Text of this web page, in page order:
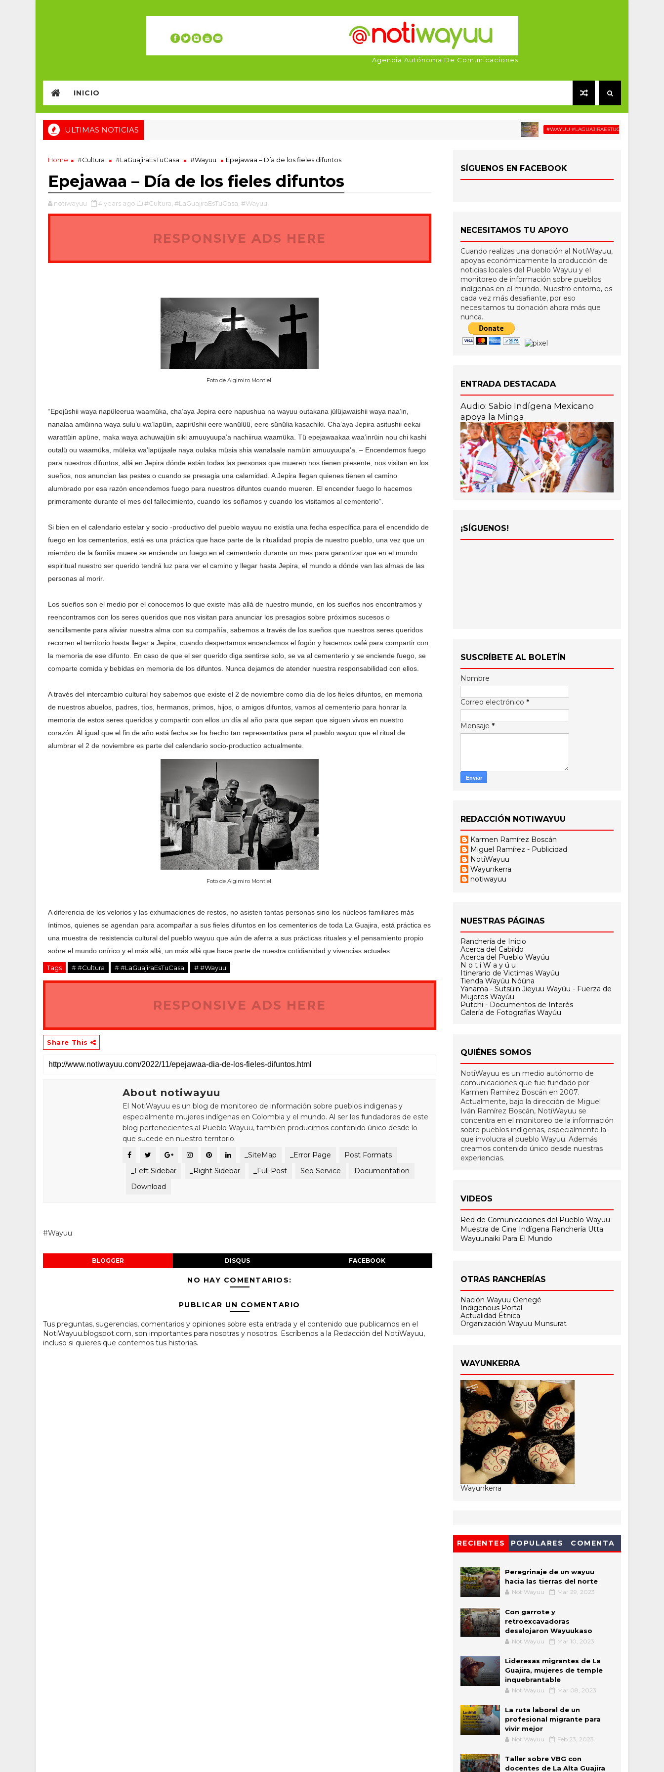
Agencia Autónoma De Comunicaciones
INICIO
ULTIMAS NOTICIAS #WAYUU #LAGUAJIRAESTUCASA #MIGRACIÓN
Home #Cultura #LaGuajiraEsTuCasa #Wayuu Epejawaa – Día de los fieles difuntos
Epejawaa – Día de los fieles difuntos
notiwayuu 4 years ago #Cultura, #LaGuajiraEsTuCasa, #Wayuu,
RESPONSIVE ADS HERE
Foto de Algimiro Montiel
“Epejüshii waya napüleerua waamüka, cha’aya Jepira eere napushua na wayuu outakana jülüjawaishii waya naa’in,
nanalaa amüinna waya sulu’u wa’lapüin, aapirüshii eere wanülüü, eere sünülia kasachiki. Cha’aya Jepira asitushii eekai
warattüin apüne, maka waya achuwajüin siki amuuyuupa’a nachiirua waamüka. Tü epejawaakaa waa’inrüin nou chi kashi
outalü ou waamüka, müleka wa’lapüjaale naya oulaka müsia shia wanalaale namüin amuuyuupa’a. – Encendemos fuego
para nuestros difuntos, allá en Jepira dónde están todas las personas que mueren nos tienen presente, nos visitan en los
sueños, nos anuncian las pestes o cuando se presagia una calamidad. A Jepira llegan quienes tienen el camino
alumbrado por esa razón encendemos fuego para nuestros difuntos cuando mueren. El encender fuego lo hacemos
primeramente durante el mes del fallecimiento, cuando los soñamos y cuando los visitamos al cementerio”.
Si bien en el calendario estelar y socio -productivo del pueblo wayuu no existía una fecha específica para el encendido de
fuego en los cementerios, está es una práctica que hace parte de la ritualidad propia de nuestro pueblo, una vez que un
miembro de la familia muere se enciende un fuego en el cementerio durante un mes para garantizar que en el mundo
espiritual nuestro ser querido tendrá luz para ver el camino y llegar hasta Jepira, el mundo a dónde van las almas de las
personas al morir.
Los sueños son el medio por el conocemos lo que existe más allá de nuestro mundo, en los sueños nos encontramos y
reencontramos con los seres queridos que nos visitan para anunciar los presagios sobre próximos sucesos o
sencillamente para aliviar nuestra alma con su compañía, sabemos a través de los sueños que nuestros seres queridos
recorren el territorio hasta llegar a Jepira, cuando despertamos encendemos el fogón y hacemos café para compartir con
la memoria de ese difunto. En caso de que el ser querido diga sentirse solo, se va al cementerio y se enciende fuego, se
comparte comida y bebidas en memoria de los difuntos. Nunca dejamos de atender nuestra responsabilidad con ellos.
A través del intercambio cultural hoy sabemos que existe el 2 de noviembre como día de los fieles difuntos, en memoria
de nuestros abuelos, padres, tíos, hermanos, primos, hijos, o amigos difuntos, vamos al cementerio para honrar la
memoria de estos seres queridos y compartir con ellos un día al año para que sepan que siguen vivos en nuestro
corazón. Al igual que el fin de año está fecha se ha hecho tan representativa para el pueblo wayuu que el ritual de
alumbrar el 2 de noviembre es parte del calendario socio-productico actualmente.
Foto de Algimiro Montiel
A diferencia de los velorios y las exhumaciones de restos, no asisten tantas personas sino los núcleos familiares más
íntimos, quienes se agendan para acompañar a sus fieles difuntos en los cementerios de toda La Guajira, está práctica es
una muestra de resistencia cultural del pueblo wayuu que aún de aferra a sus prácticas rituales y el pensamiento propio
sobre el mundo onírico y el más allá, un más allá que hace parte de nuestra cotidianidad y vivencias actuales.
Tags # #Cultura # #LaGuajiraEsTuCasa # #Wayuu
RESPONSIVE ADS HERE
Share This
About notiwayuu
El NotiWayuu es un blog de monitoreo de información sobre pueblos indigenas y
especialmente mujeres indígenas en Colombia y el mundo. Al ser les fundadores de este
blog pertenecientes al Pueblo Wayuu, también producimos contenido único desde lo
que sucede en nuestro territorio.
_SiteMap
_Error Page
Post Formats
_Left Sidebar
_Right Sidebar _Full Post Seo Service
Documentation
Download
#Wayuu
BLOGGER DISQUS FACEBOOK
NO HAY COMENTARIOS:
PUBLICAR UN COMENTARIO
Tus preguntas, sugerencias, comentarios y opiniones sobre esta entrada y el contenido que publicamos en el
NotiWayuu.blogspot.com, son importantes para nosotras y nosotros. Escríbenos a la Redacción del NotiWayuu,
incluso si quieres que contemos tus historias.
SÍGUENOS EN FACEBOOK
NECESITAMOS TU APOYO
Cuando realizas una donación al NotiWayuu,
apoyas económicamente la producción de
noticias locales del Pueblo Wayuu y el
monitoreo de información sobre pueblos
indígenas en el mundo. Nuestro entorno, es
cada vez más desafiante, por eso
necesitamos tu donación ahora más que
nunca.
ENTRADA DESTACADA
Audio: Sabio Indígena Mexicano
apoya la Minga
¡SÍGUENOS!
SUSCRÍBETE AL BOLETÍN
Nombre
Correo electrónico *
Mensaje *
REDACCIÓN NOTIWAYUU
Karmen Ramírez Boscán
Miguel Ramírez - Publicidad
NotiWayuu
Wayunkerra
notiwayuu
NUESTRAS PÁGINAS
Ranchería de Inicio
Acerca del Cabildo
Acerca del Pueblo Wayúu
N o t i W a y ú u
Itinerario de Victimas Wayúu
Tienda Wayúu Nóüna
Yanama - Sutsüin Jieyuu Wayúu - Fuerza de
Mujeres Wayúu
Pütchi - Documentos de Interés
Galería de Fotografías Wayúu
QUIÉNES SOMOS
NotiWayuu es un medio autónomo de
comunicaciones que fue fundado por
Karmen Ramírez Boscán en 2007.
Actualmente, bajo la dirección de Miguel
Iván Ramírez Boscán, NotiWayuu se
concentra en el monitoreo de la información
sobre pueblos indígenas, especialmente la
que involucra al pueblo Wayuu. Además
creamos contenido único desde nuestras
experiencias.
VIDEOS
Red de Comunicaciones del Pueblo Wayuu
Muestra de Cine Indígena Ranchería Utta
Wayuunaiki Para El Mundo
OTRAS RANCHERÍAS
Nación Wayuu Oenegé
Indigenous Portal
Actualidad Étnica
Organización Wayuu Munsurat
WAYUNKERRA
Wayunkerra
RECIENTES POPULARES COMENTA
Peregrinaje de un wayuu
hacia las tierras del norte
NotiWayuu Mar 29, 2023
Con garrote y
retroexcavadoras
desalojaron Wayuukaso
NotiWayuu Mar 10, 2023
Lideresas migrantes de La
Guajira, mujeres de temple
inquebrantable
NotiWayuu Mar 08, 2023
La ruta laboral de un
profesional migrante para
vivir mejor
NotiWayuu Feb 23, 2023
Taller sobre VBG con
docentes de La Alta Guajira